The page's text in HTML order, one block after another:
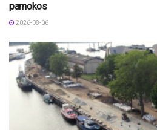
pamokos
2026-08-06